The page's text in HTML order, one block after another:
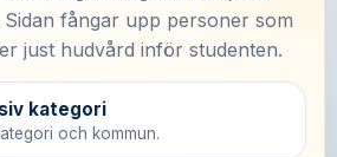
fångar upp personer som
just hudvård inför studenten.
kategori
och kommun.